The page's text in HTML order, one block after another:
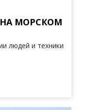
МОРСКОМ
людей и техники